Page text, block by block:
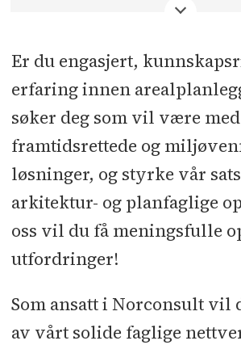
Er du engasjert,
erfaring innen
søker deg som vil være
framtidsrettede og
løsninger, og styrke vår
arkitektur- og planfaglige
oss vil du få meningsfulle
utfordringer!
Som ansatt i Norconsult vil
av vårt solide faglige